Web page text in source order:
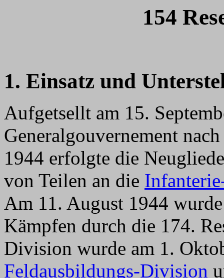
154
1. Einsatz und
Aufgetsellt am 15.
Generalgouvernement
1944 erfolgte die
von Teilen an die
Am 11. August 1944
Kämpfen durch die 174.
Division wurde am 1.
Feldausbildungs-Division